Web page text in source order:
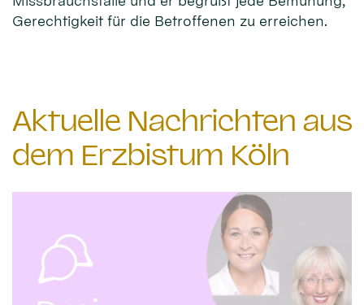
Gerechtigkeit für die Betroffenen zu erreichen.
Aktuelle Nachrichten aus
dem Erzbistum Köln